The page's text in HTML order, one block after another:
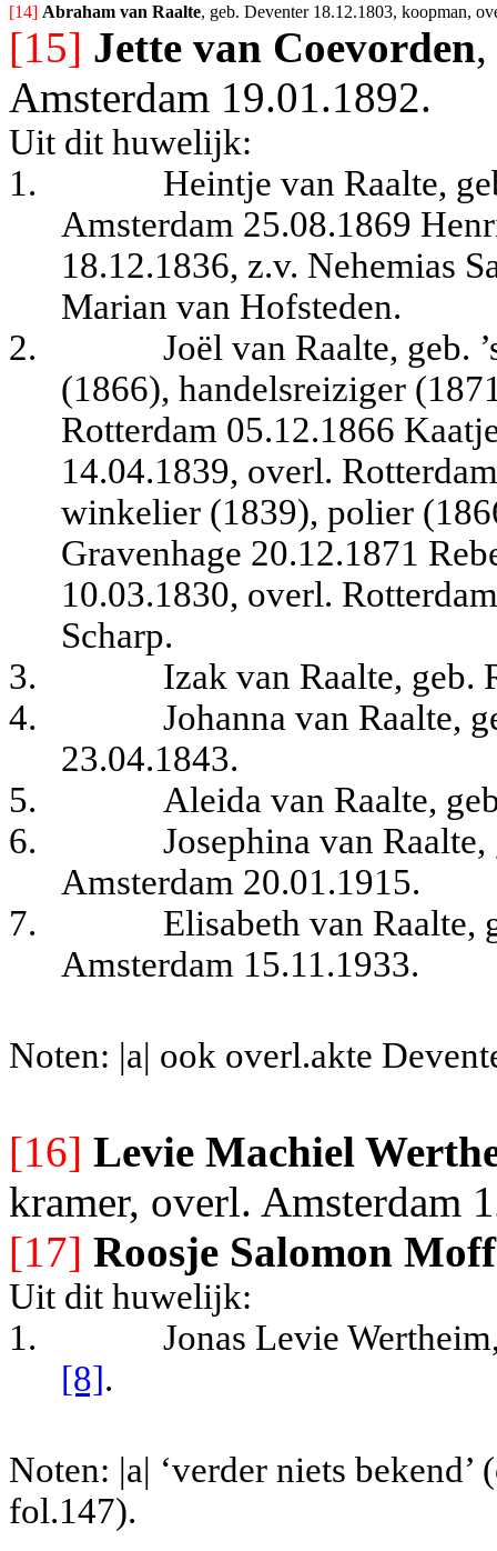
[14] Abraham van Raalte, geb. Deventer 18.12.1803, koopman,
[15] Jette van Coevorden
Amsterdam 19.01.1892.
Uit dit huwelijk:
1.
Heintje van Raalte,
Amsterdam 25.08.1869
18.12.1836, z.v. Nehemias
Marian van Hofsteden.
2.
Joël van Raalte, geb.
(1866), handelsreiziger
Rotterdam 05.12.1866
14.04.1839, overl.
winkelier (1839), polier
Gravenhage 20.12.1871
10.03.1830, overl.
Scharp.
3.
Izak van Raalte, geb.
4.
Johanna van Raalte,
23.04.1843.
5.
Aleida van Raalte,
6.
Josephina van
Amsterdam 20.01.1915.
7.
Elisabeth van Raalte,
Amsterdam 15.11.1933.
Noten: |a| ook overl.akte
[16] Levie Machiel
kramer, overl. Amsterdam
[17] Roosje Salomon Moff
Uit dit huwelijk:
1.
Jonas Levie
[8].
Noten: |a| ‘verder niets
fol.147).